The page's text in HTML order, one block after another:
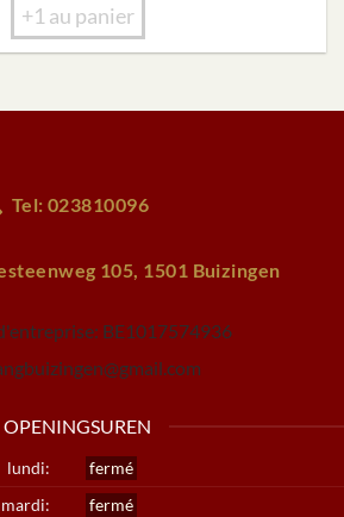
+1 au panier
Tel: 023810096
105, 1501 Buizingen
BE1017574936
OPENINGSUREN
lundi:
fermé
mardi:
fermé